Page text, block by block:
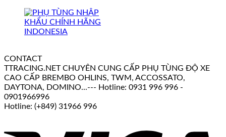
CONTACT
TTRACING.NET CHUYÊN CUNG CẤP PHỤ TÙNG ĐỘ XE
CAO CẤP BREMBO OHLINS, TWM, ACCOSSATO,
DAYTONA, DOMINO...--- Hotline: 0931 996 996 -
0901966996
Hotline: (+849) 31966 996